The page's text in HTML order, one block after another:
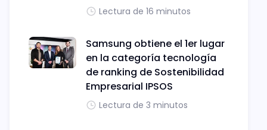
Lectura de 16 minutos
Samsung obtiene el 1er lugar
en la categoría tecnología
de ranking de Sostenibilidad
Empresarial IPSOS
Lectura de 3 minutos